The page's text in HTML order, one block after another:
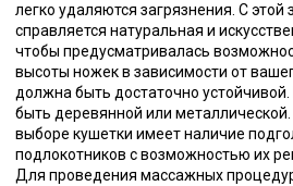
легко удаляются загрязнения. С этой
справляется натуральная и
чтобы предусматривалась
высоты ножек в зависимости от
должна быть достаточно
быть деревянной или
выборе кушетки имеет наличие
подлокотников с возможностью их
Для проведения массажных